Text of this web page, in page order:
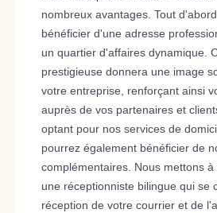
nombreux avantages. Tout
bénéficier d'une adresse
un quartier d'affaires dynamique.
prestigieuse donnera une image
votre entreprise, renforçant ainsi
auprès de vos partenaires et
optant pour nos services de
pourrez également bénéficier de
complémentaires. Nous mettons à
une réceptionniste bilingue qui se
réception de votre courrier et de